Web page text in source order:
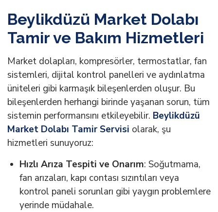
Beylikdüzü Market Dolabı
Tamir ve Bakım Hizmetleri
Market dolapları, kompresörler, termostatlar, fan
sistemleri, dijital kontrol panelleri ve aydınlatma
üniteleri gibi karmaşık bileşenlerden oluşur. Bu
bileşenlerden herhangi birinde yaşanan sorun, tüm
sistemin performansını etkileyebilir. Beylikdüzü
Market Dolabı Tamir Servisi olarak, şu
hizmetleri sunuyoruz:
Hızlı Arıza Tespiti ve Onarım: Soğutmama,
fan arızaları, kapı contası sızıntıları veya
kontrol paneli sorunları gibi yaygın problemlere
yerinde müdahale.